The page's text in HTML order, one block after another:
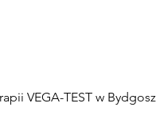
VEGA-TEST w